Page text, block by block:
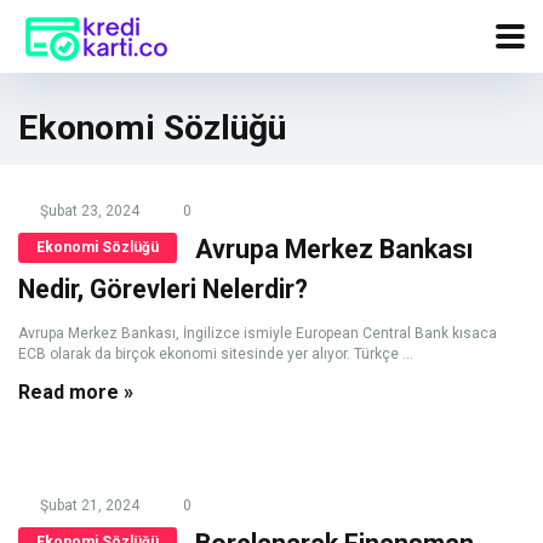
Ekonomi Sözlüğü
Şubat 23, 2024 0
Ekonomi Sözlüğü
Avrupa Merkez Bankası
Nedir, Görevleri Nelerdir?
Avrupa Merkez Bankası, İngilizce ismiyle European Central Bank kısaca
ECB olarak da birçok ekonomi sitesinde yer alıyor. Türkçe ...
Read more »
Şubat 21, 2024 0